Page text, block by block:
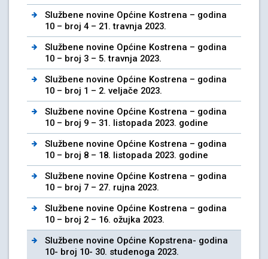
Službene novine Općine Kostrena – godina
10 – broj 4 – 21. travnja 2023.
Službene novine Općine Kostrena – godina
10 – broj 3 – 5. travnja 2023.
Službene novine Općine Kostrena – godina
10 – broj 1 – 2. veljače 2023.
Službene novine Općine Kostrena – godina
10 – broj 9 – 31. listopada 2023. godine
Službene novine Općine Kostrena – godina
10 – broj 8 – 18. listopada 2023. godine
Službene novine Općine Kostrena – godina
10 – broj 7 – 27. rujna 2023.
Službene novine Općine Kostrena – godina
10 – broj 2 – 16. ožujka 2023.
Službene novine Općine Kopstrena- godina
10- broj 10- 30. studenoga 2023.